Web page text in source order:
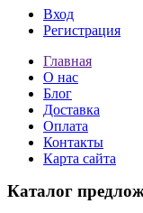
Вход
Регистрация
Главная
О нас
Блог
Доставка
Оплата
Контакты
Карта сайта
Каталог